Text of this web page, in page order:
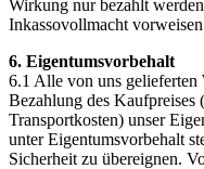
Wirkung nur bezahlt
Inkassovollmacht
6. Eigentumsvorbehalt
6.1 Alle von uns gelieferten
Bezahlung des Kaufpreises
Transportkosten) unser
unter Eigentumsvorbehalt
Sicherheit zu übereignen.